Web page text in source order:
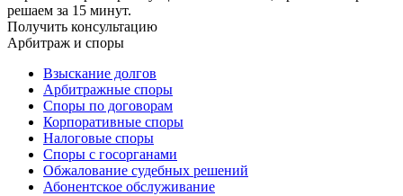
решаем за 15 минут.
Получить консультацию
Арбитраж и споры
Взыскание долгов
Арбитражные споры
Споры по договорам
Корпоративные споры
Налоговые споры
Споры с госорганами
Обжалование судебных решений
Абонентское обслуживание